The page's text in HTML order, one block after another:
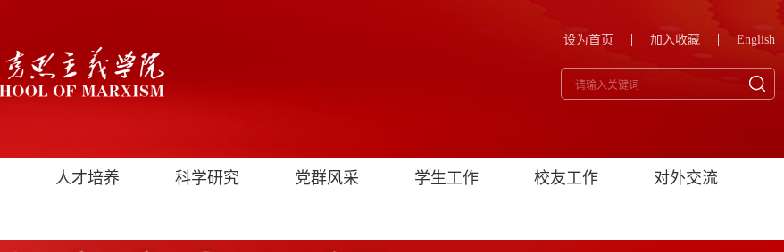
设为首页 加入收藏 English
人才培养 科学研究 党群风采 学生工作 校友工作 对外交流